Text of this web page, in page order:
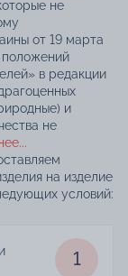
не
от 19 марта
положений
в редакции
и
не
на изделие
условий:
1